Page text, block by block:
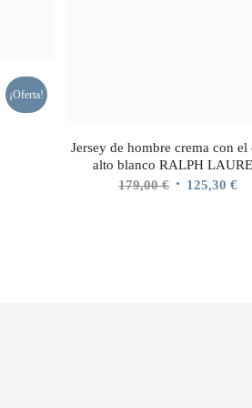
¡Oferta!
Jersey de hombre crema con el
alto blanco RALPH
179,00€ El 125,30€El